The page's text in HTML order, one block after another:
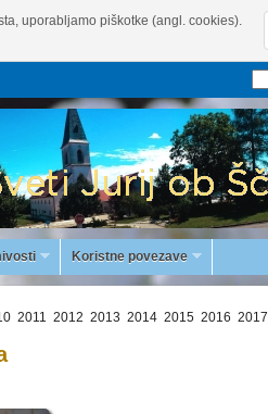
uporabljamo piškotke (angl. cookies).
Koristne povezave
2011 2012 2013 2014 2015 2016 2017